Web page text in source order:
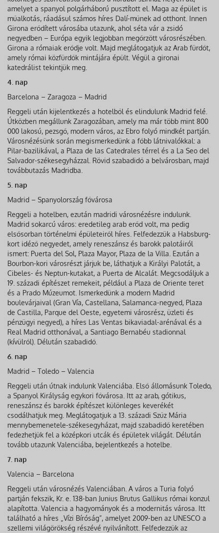
amelyet a spanyol polgárháború pusztított el. Maga az épület is
műalkotás, ráadásul számos híres Dalí-műnek ad otthont. Innen
Girona erődített városába utazunk, ahol séta vár a zsidó
negyedben – Európa egyik legjobban megőrzött városrészében.
Girona a rómaiak erődje volt. Majd meglátogatjuk az Arab fürdőt,
amely római közfürdők mintájára épült. Végül a gironai
katedrálist tekintjük meg.
4. nap
Barcelona – Zaragoza – Madrid
Reggeli után kijelentkezés a hotelből és elindulunk Madrid felé.
Útközben megállunk Zaragozában, amely ma már több mint 800
000 lakosú, pezsgő, modern város, az Ebro folyó mindkét partján.
Városnézésünk során megismerkedünk a főbb látnivalókkal: a
Pilar-bazilikával, a Plaza de las Catedrales térrel és a La Seo del
Salvador-székesegyházzal. Rövid szabadidő a belvárosban, majd
továbbutazás Madridba.
5. nap
Madrid – Spanyolország fővárosa
Reggeli a hotelben, ezután madridi városnézésre indulunk.
Madrid sokarcú város: eredetileg arab erőd volt, ma pedig
elsősorban történelmi épületeiről híres. Felfedezzük a Habsburg-
kort idéző negyedet, amely reneszánsz és barokk palotáiról
ismert: Puerta del Sol, Plaza Mayor, Plaza de la Villa. Ezután a
Bourbon-kori városrészt járjuk be, láthatjuk a Királyi Palotát, a
Cibeles- és Neptun-kutakat, a Puerta de Alcalát. Megcsodáljuk a
19. századi építészet remekeit, például a Plaza de Oriente teret
és a Prado Múzeumot. Ismerkedünk a modern Madrid
boulevárjaival (Gran Vía, Castellana, Salamanca-negyed, Plaza
de Castilla, Parque del Oeste, egyetemi városrész, üzleti és
pénzügyi negyed), a híres Las Ventas bikaviadal-arénával és a
Real Madrid otthonával, a Santiago Bernabéu stadionnal
(kívülről). Délután szabadidő.
6. nap
Madrid – Toledo – Valencia
Reggeli után útnak indulunk Valenciába. Első állomásunk Toledo,
a Spanyol Királyság egykori fővárosa. Itt az arab, gótikus,
reneszánsz és barokk építészet különleges keverékét
csodálhatjuk meg. Meglátogatjuk a 13. századi Szűz Mária
mennybemenetele-székesegyházat, majd szabadidő keretében
fedezhetjük fel a középkori utcák és épületek világát. Délután
tovább utazunk Valenciába, bejelentkezés a hotelbe.
7. nap
Valencia – Barcelona
Reggeli után városnézés Valenciában. A város a Turia folyó
partján fekszik, Kr. e. 138-ban Junius Brutus Gallikus római konzul
alapította. Valencia a hagyományok és a modernitás városa. Itt
található a híres „Vízi Bíróság”, amelyet 2009-ben az UNESCO a
szellemi világörökség részévé nyilvánított. Felfedezzük az